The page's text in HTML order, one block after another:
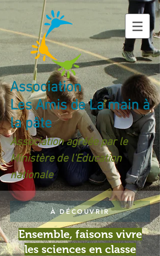
Association
Les Amis de La main à
la pâte
Association agréée par le
Ministère de l'Education
nationale
À DÉCOUVRIR
Ensemble, faisons vivre
les sciences en classe